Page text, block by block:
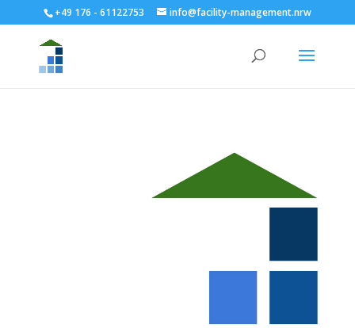
+49 176 - 61122753 info@facility-management.nrw